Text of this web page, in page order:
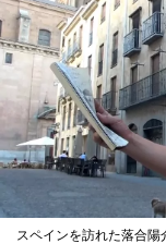
スペインを訪れた落合陽